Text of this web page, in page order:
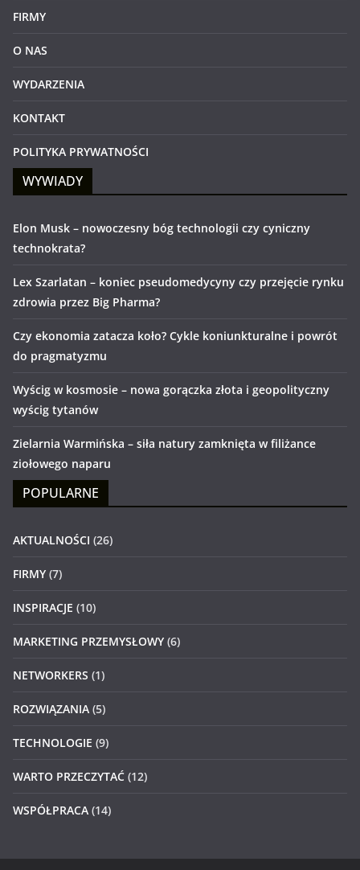
FIRMY
O NAS
WYDARZENIA
KONTAKT
POLITYKA PRYWATNOŚCI
WYWIADY
Elon Musk – nowoczesny bóg technologii czy cyniczny
technokrata?
Lex Szarlatan – koniec pseudomedycyny czy przejęcie rynku
zdrowia przez Big Pharma?
Czy ekonomia zatacza koło? Cykle koniunkturalne i powrót
do pragmatyzmu
Wyścig w kosmosie – nowa gorączka złota i geopolityczny
wyścig tytanów
Zielarnia Warmińska – siła natury zamknięta w filiżance
ziołowego naparu
POPULARNE
AKTUALNOŚCI (26)
FIRMY (7)
INSPIRACJE (10)
MARKETING PRZEMYSŁOWY (6)
NETWORKERS (1)
ROZWIĄZANIA (5)
TECHNOLOGIE (9)
WARTO PRZECZYTAĆ (12)
WSPÓŁPRACA (14)